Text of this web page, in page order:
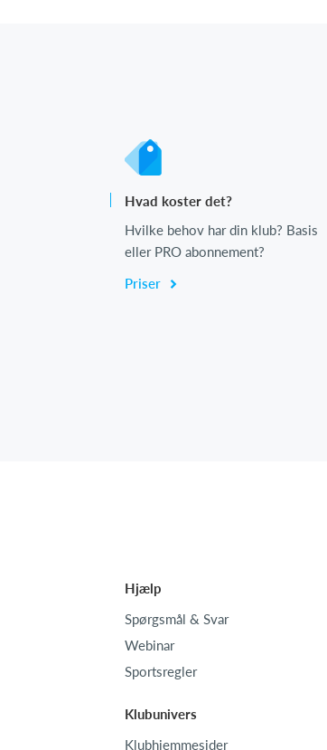
Hvad koster det?
Hvilke behov har din klub? Basis
eller PRO abonnement?
Priser
Hjælp
Spørgsmål & Svar
Webinar
Sportsregler
Klubunivers
Klubhjemmesider